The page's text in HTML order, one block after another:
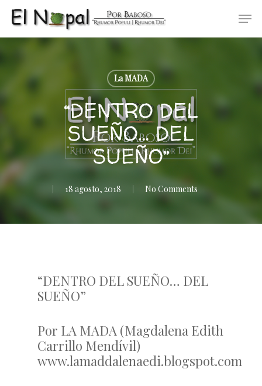
Skip
main
content
La MADA
“DENTRO DEL
SUEÑO… DEL
SUEÑO”
18 agosto, 2018 No Comments
“DENTRO DEL SUEÑO… DEL
SUEÑO”
Por LA MADA (Magdalena Edith
Carrillo Mendívil)
www.lamaddalenaedi.blogspot.com